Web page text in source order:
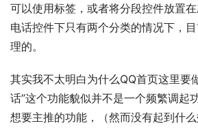
可以使用标签，或者将分段控件放置
电话控件下只有两个分类的情况下，
理的。
其实我不太明白为什么QQ首页这里要
话”这个功能貌似并不是一个频繁调起
想要主推的功能，（然而没有起到什